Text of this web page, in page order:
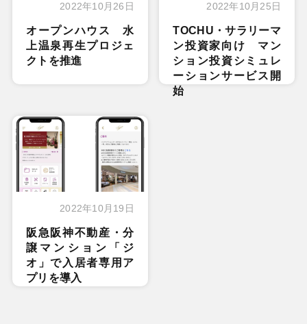
2022年10月26日
オープンハウス 水
上温泉再生プロジェ
クトを推進
2022年10月25日
TOCHU・サラリーマ
ン投資家向け マン
ション投資シミュレ
ーションサービス開
始
2022年10月19日
阪急阪神不動産・分
譲マンション「ジ
オ」で入居者専用ア
プリを導入